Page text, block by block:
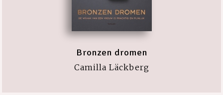
Bronzen dromen
Camilla Läckberg